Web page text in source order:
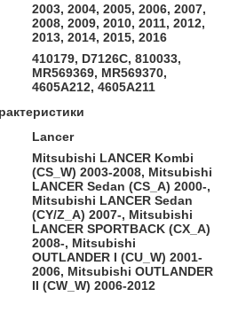
2003, 2004, 2005, 2006, 2007,
2008, 2009, 2010, 2011, 2012,
2013, 2014, 2015, 2016
410179, D7126C, 810033,
MR569369, MR569370,
4605A212, 4605A211
Lancer
Mitsubishi LANCER Kombi
(CS_W) 2003-2008, Mitsubishi
LANCER Sedan (CS_A) 2000-,
Mitsubishi LANCER Sedan
(CY/Z_A) 2007-, Mitsubishi
LANCER SPORTBACK (CX_A)
2008-, Mitsubishi
OUTLANDER I (CU_W) 2001-
2006, Mitsubishi OUTLANDER
II (CW_W) 2006-2012